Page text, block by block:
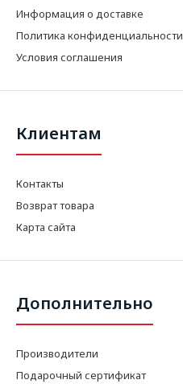
Информация о доставке
Политика конфиденциальности
Условия соглашения
Клиентам
Контакты
Возврат товара
Карта сайта
Дополнительно
Производители
Подарочный сертификат